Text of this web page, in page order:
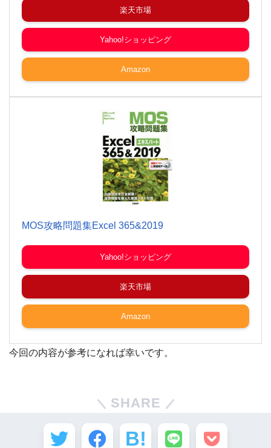
楽天市場
Yahoo!ショッピング
Amazon
MOS攻略問題集Excel 365&2019
Yahoo!ショッピング
楽天市場
Amazon
今回の内容が参考になれば幸いです。
SHARE